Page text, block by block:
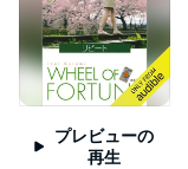
プレビューの
再生